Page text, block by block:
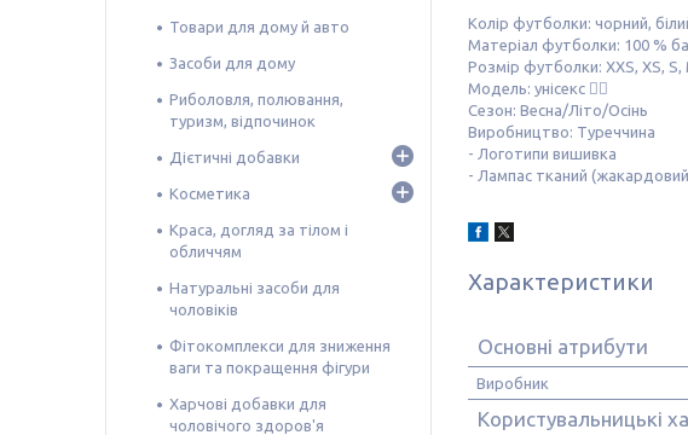
Колір футболки: чорний,
Матеріал футболки: 100 %
Розмір футболки: XXS, XS,
Модель: унісекс ☝🏻
Сезон: Весна/Літо/Осінь
Виробництво: Туреччина
- Логотипи вишивка
- Лампас тканий
Характеристики
Основні атрибути
Виробник
Користувальницькі
Товари для дому й авто
Засоби для дому
Риболовля, полювання,
туризм, відпочинок
Дієтичні добавки
Косметика
Краса, догляд за тілом і
обличчям
Натуральні засоби для
чоловіків
Фітокомплекси для зниження
ваги та покращення фігури
Харчові добавки для
чоловічого здоров'я